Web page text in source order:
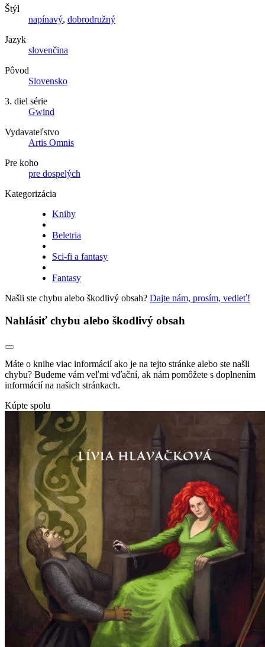
Štýl
napínavý, dobrodružný
Jazyk
slovenčina
Pôvod
Slovensko
3. diel série
Gwind
Vydavateľstvo
Artis Omnis
Pre koho
pre dospelých
Kategorizácia
Knihy
Beletria
Sci-fi a fantasy
Fantasy
Našli ste chybu alebo škodlivý obsah? Dajte nám, prosím, vedieť!
Nahlásiť chybu alebo škodlivý obsah
Máte o knihe viac informácií ako je na tejto stránke alebo ste našli
chybu? Budeme vám veľmi vďační, ak nám pomôžete s doplnením
informácií na našich stránkach.
Kúpte spolu